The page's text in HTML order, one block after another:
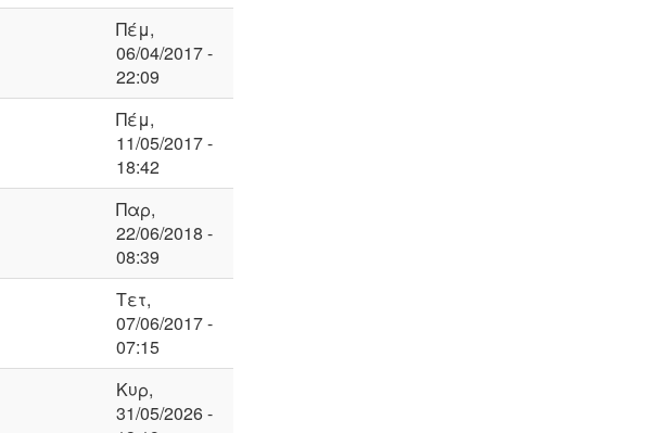
Πέμ,
06/04/2017 -
22:09
Πέμ,
11/05/2017 -
18:42
Παρ,
22/06/2018 -
08:39
Τετ,
07/06/2017 -
07:15
Κυρ,
31/05/2026 -